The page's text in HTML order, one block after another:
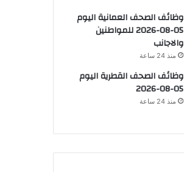
وظائف الصحف العمانية اليوم
05-08-2026 للمواطنين
والاجانب
منذ 24 ساعة
وظائف الصحف القطرية اليوم
05-08-2026
منذ 24 ساعة